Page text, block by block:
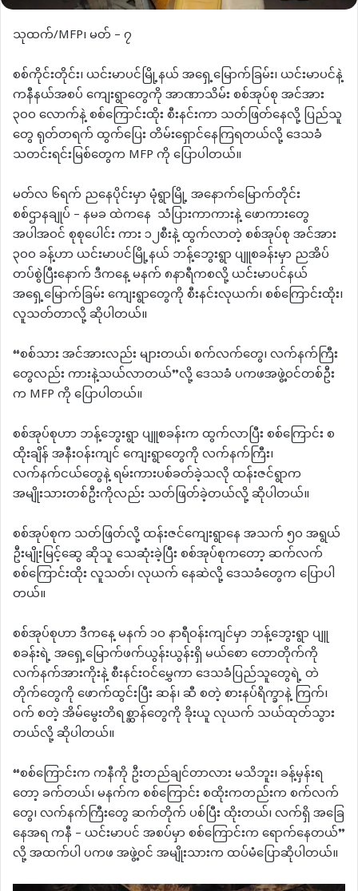
သုထက်/MFP၊ မတ် – ၇
စစ်ကိုင်းတိုင်း၊ ယင်းမာပင်မြို့နယ် အရှေ့မြောက်ခြမ်း၊ ယင်းမာပင်နဲ့
ကနီနယ်အစပ် ကျေးရွာတွေကို အာဏာသိမ်း စစ်အုပ်စု အင်အား
၃၀၀ လောက်နဲ့ စစ်ကြောင်းထိုး စီးနင်းကာ သတ်ဖြတ်နေလို့ ပြည်သူ
တွေ ရုတ်တရက် ထွက်ပြေး တိမ်းရှောင်နေကြရတယ်လို့ ဒေသခံ
သတင်းရင်းမြစ်တွေက MFP ကို ​ပြောပါတယ်။
မတ်လ ၆ရက် ညနေပိုင်းမှာ မုံရွာမြို့ အနောက်မြောက်တိုင်း
စစ်ဌာနချုပ် – နမခ ထဲကနေ သံပြားကာကားနဲ့ ဖောကားတွေ
အပါအဝင် စုစုပေါင်း ကား ၁၂စီးနဲ့ ထွက်လာတဲ့ စစ်အုပ်စု အင်အား
၃၀၀ ခန့်ဟာ ယင်းမာပင်မြို့နယ် ဘန့်ဘွေးရွာ ပျူစခန်းမှာ ညအိပ်
တပ်စွဲပြီးနောက် ဒီကနေ့ မနက် ၈နာရီကစလို့ ယင်းမာပင်နယ်
အရှေ့မြောက်ခြမ်း ကျေးရွာတွေကို စီးနင်းလုယက်၊ စစ်ကြောင်းထိုး၊
လူသတ်တာလို့ ဆိုပါတယ်။
“စစ်သား အင်အားလည်း များတယ်၊ စက်လက်တွေ၊ လက်နက်ကြီး
တွေလည်း ကားနဲ့သယ်လာတယ်”လို့ ဒေသခံ ပကဖအဖွဲ့ဝင်တစ်ဦး
က MFP ကို ပြောပါတယ်။
စစ်အုပ်စုဟာ ဘန့်ဘွေးရွာ ပျူစခန်းက ထွက်လာပြီး စစ်ကြောင်း စ
ထိုးချိန် အနီးဝန်းကျင် ကျေးရွာတွေကို လက်နက်ကြီး၊
လက်နက်ငယ်တွေနဲ့ ရမ်းကားပစ်ခတ်ခဲ့သလို ထန်းဇင်ရွာက
အမျိုးသားတစ်ဦးကိုလည်း သတ်ဖြတ်ခဲ့တယ်လို့ ဆိုပါတယ်။
စစ်အုပ်စုက သတ်ဖြတ်လို့ ထန်းဇင်ကျေးရွာနေ အသက် ၅၀ အရွယ်
ဦးမျိုးမြင့်ဆွေ ဆိုသူ သေဆုံးခဲ့ပြီး စစ်အုပ်စုကတော့ ဆက်လက်
စစ်ကြောင်းထိုး လူသတ်၊ လုယက် နေဆဲလို့ ဒေသခံတွေက ပြောပါ
တယ်။
စစ်အုပ်စုဟာ ဒီကနေ့ မနက် ၁၀ နာရီဝန်းကျင်မှာ ဘန့်ဘွေးရွာ ပျူ
စခန်းရဲ့ အရှေ့မြောက်ဖက်ယွန်းယွန်းရှိ မယ်စော တောတိုက်ကို
လက်နက်အားကိုးနဲ့ စီးနင်းဝင်မွှေကာ ဒေသခံပြည်သူတွေရဲ့ တဲ
တိုက်တွေကို ဖောက်ထွင်းပြီး ဆန်၊ ဆီ စတဲ့ စားနပ်ရိက္ခာနဲ့ ကြက်၊
ဝက် စတဲ့ အိမ်မွေးတိရစ္ဆာန်တွေကို ခိုးယူ လုယက် သယ်ထုတ်သွား
တယ်လို့ ဆိုပါတယ်။
“စစ်ကြောင်းက ကနီကို ဦးတည်ချင်တာလား မသိဘူး၊ ခန့်မှန်းရ
တော့ ခက်တယ်၊ မနက်က စစ်ကြောင်း စထိုးကတည်းက စက်လက်
တွေ၊ လက်နက်ကြီးတွေ ဆက်တိုက် ပစ်ပြီး ထိုးတယ်၊ လက်ရှိ အခြေ
နေအရ ကနီ – ယင်းမာပင် အစပ်မှာ စစ်ကြောင်းက ရောက်နေတယ်”
လို့ အထက်ပါ ပကဖ အဖွဲ့ဝင် အမျိုးသားက ထပ်မံ​ပြောဆိုပါတယ်။